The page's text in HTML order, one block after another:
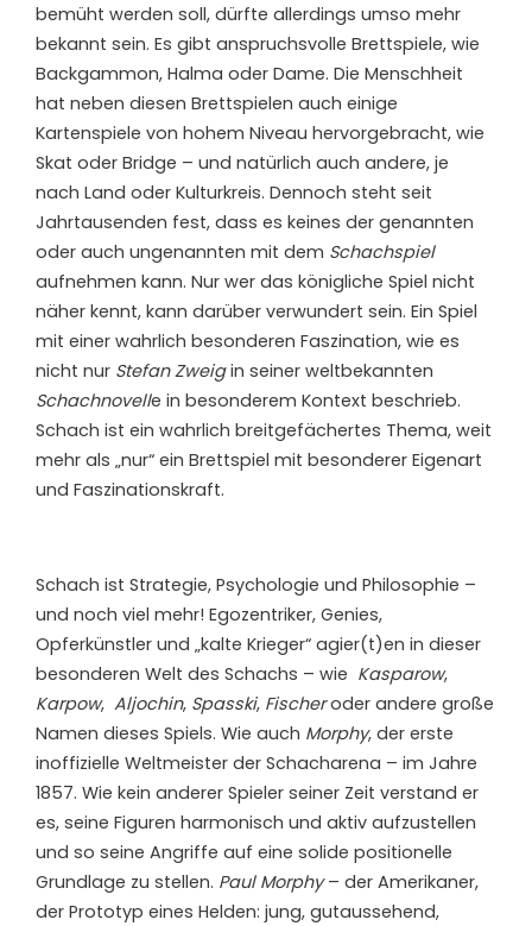
bemüht werden soll, dürfte allerdings umso mehr
bekannt sein. Es gibt anspruchsvolle Brettspiele, wie
Backgammon, Halma oder Dame. Die Menschheit
hat neben diesen Brettspielen auch einige
Kartenspiele von hohem Niveau hervorgebracht, wie
Skat oder Bridge – und natürlich auch andere, je
nach Land oder Kulturkreis. Dennoch steht seit
Jahrtausenden fest, dass es keines der genannten
oder auch ungenannten mit dem Schachspiel
aufnehmen kann. Nur wer das königliche Spiel nicht
näher kennt, kann darüber verwundert sein. Ein Spiel
mit einer wahrlich besonderen Faszination, wie es
nicht nur Stefan Zweigin seiner weltbekannten
Schachnovelle in besonderem Kontext beschrieb.
Schach ist ein wahrlich breitgefächertes Thema, weit
mehr als „nur“ ein Brettspiel mit besonderer Eigenart
und Faszinationskraft.
Schach ist Strategie, Psychologie und Philosophie –
und noch viel mehr! Egozentriker, Genies,
Opferkünstler und „kalte Krieger“ agier(t)en in dieser
besonderen Welt des Schachs – wie Kasparow,
Karpow, Aljochin, Spasski, Fischeroder andere große
Namen dieses Spiels. Wie auch Morphy, der erste
inoffizielle Weltmeister der Schacharena – im Jahre
1857. Wie kein anderer Spieler seiner Zeit verstand er
es, seine Figuren harmonisch und aktiv aufzustellen
und so seine Angriffe auf eine solide positionelle
Grundlage zu stellen. Paul Morphy– der Amerikaner,
der Prototyp eines Helden: jung, gutaussehend,